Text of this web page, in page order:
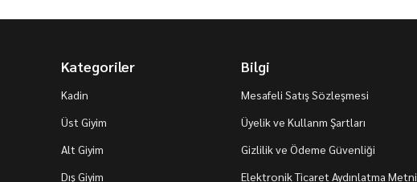
Kategoriler
Kadin
Üst Giyim
Alt Giyim
Dış Giyim
Bilgi
Mesafeli Satış Sözleşmesi
Üyelik ve Kullanm Şartları
Gizlilik ve Ödeme Güvenliği
Elektronik Ticaret Aydınlatma Metni